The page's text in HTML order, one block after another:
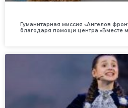
Гуманитарная миссия «Ангелов
благодаря помощи центра «Вместе